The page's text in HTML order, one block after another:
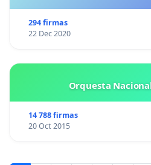
294 firmas
22 Dec 2020
Orquesta
14 788 firmas
20 Oct 2015